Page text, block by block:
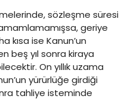
sözleşme süresi
geriye
kısa ise Kanun’un
beş yıl sonra kiraya
On yıllık uzama
yürürlüğe girdiği
tahliye isteminde